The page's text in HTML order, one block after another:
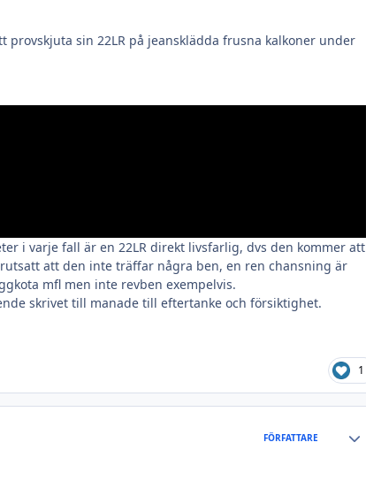
sin 22LR på jeansklädda frusna kalkoner under
i varje fall är en 22LR direkt livsfarlig, dvs den kommer att
att den inte träffar några ben, en ren chansning är
mfl men inte revben exempelvis.
skrivet till manade till eftertanke och försiktighet.
1
FÖRFATTARE